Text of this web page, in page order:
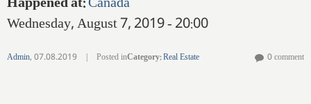
Wednesday, August 7, 2019 - 20:00
Admin,07.08.2019 | Posted inCategory:Real Estate 0 comment